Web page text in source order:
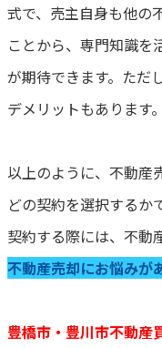
式で、売主自身も他の
ことから、専門知識を
が期待できます。ただし
デメリットもあります。
以上のように、不動産
どの契約を選択するか
契約する際には、不動
不動産売却にお悩みが
豊橋市・豊川市不動産